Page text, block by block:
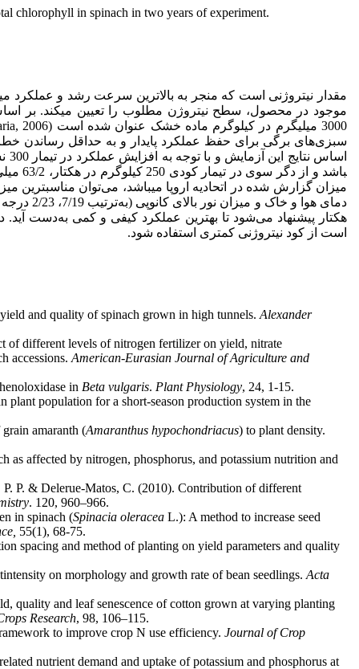
chlorophyll in spinach in two years of experiment.
مقدار نیتروژنی است که منجر به بالاترین سرعت رشد و عملکرد
موجود در محصول، سطح نیتروژن مطلوب را تعیین می­کند. بر اساس
باشد و
میزان گزارش شده در اتحادیه اروپا می­باشد، می‌توان مناسب­ترین
هکتار پیشنهاد می‌شود تا بهترین عملکرد کیفی و کمی به‌دست آید.
است از کود نیتروژنی کمتری استفاده شود.
and quality of spinach grown in high tunnels. Alexander
different levels of nitrogen fertilizer on yield, nitrate
accessions. American-Eurasian Journal of Agriculture and
in Beta vulgaris. Plant Physiology, 24, 1-15.
population for a short-season production system in the
amaranth (Amaranthus hypochondriacus) to plant density.
as affected by nitrogen, phosphorus, and potassium nutrition and
P. & Delerue-Matos, C. (2010). Contribution of different
. 120, 960–966.
in spinach (Spinacia oleracea L.): A method to increase seed
55(1), 68-75.
spacing and method of planting on yield parameters and quality
on morphology and growth rate of bean seedlings. Acta
and leaf senescence of cotton grown at varying planting
Research, 98, 106–115.
to improve crop N use efficiency. Journal of Crop
nutrient demand and uptake of potassium and phosphorus at